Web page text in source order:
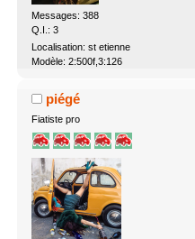
Messages: 388
Q.I.: 3
Localisation: st etienne
Modèle: 2:500f,3:126
piégé
Fiatiste pro